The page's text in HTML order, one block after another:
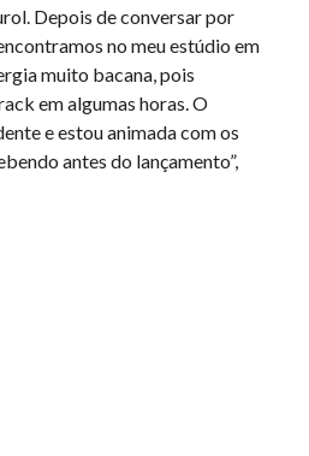
Depois de conversar por
no meu estúdio em
muito bacana, pois
em algumas horas. O
e estou animada com os
antes do lançamento”,